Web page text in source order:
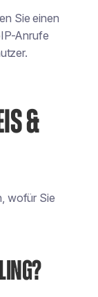
Sie einen
Anrufe
&
wofür Sie